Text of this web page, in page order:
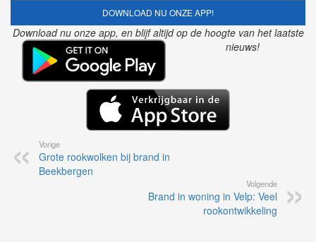
DOWNLOAD NU ONZE APP!
Download nu onze app, en blijf altijd op de hoogte van het laatste
nieuws!
Vorige
Grote rookwolken bij brand in
Beekbergen
Volgende
Brand in woning in Velp: Veel
rookontwikkeling